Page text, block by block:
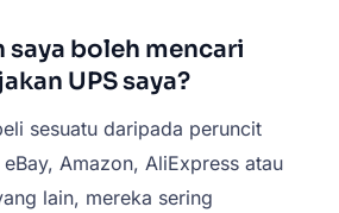
saya boleh mencari
UPS saya?
sesuatu daripada peruncit
Amazon, AliExpress atau
lain, mereka sering